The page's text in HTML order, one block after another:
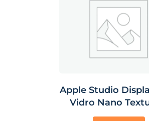
Apple Studio
Vidro Nano
Base com Ajuste